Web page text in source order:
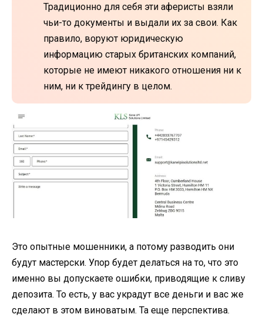
Традиционно для себя эти аферисты взяли
чьи-то документы и выдали их за свои. Как
правило, воруют юридическую
информацию старых британских компаний,
которые не имеют никакого отношения ни к
ним, ни к трейдингу в целом.
Это опытные мошенники, а потому разводить они
будут мастерски. Упор будет делаться на то, что это
именно вы допускаете ошибки, приводящие к сливу
депозита. То есть, у вас украдут все деньги и вас же
сделают в этом виноватым. Та еще перспектива.